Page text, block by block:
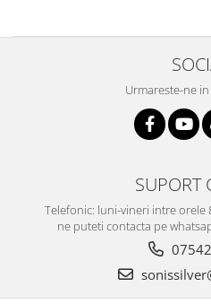
Urmareste-ne
SUPORT
Telefonic: luni-vineri intre orele
ne puteti contacta pe